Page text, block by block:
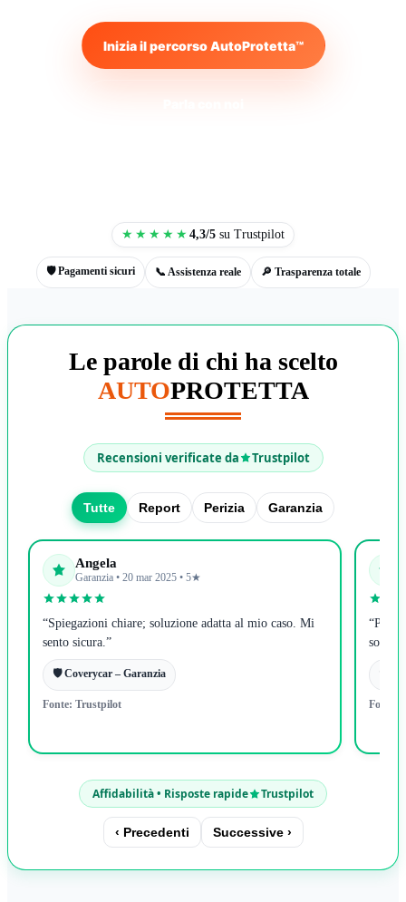
Inizia il percorso AutoProtetta™
“avrei dovuto controllare
meglio.”
Scopri il percorso più adatto
No, continua a leggere
★★★★★ 4,3/5 su Trustpilot
🛡️ Pagamenti sicuri 📞 Assistenza reale 🔎 Trasparenza totale
Le parole di chi ha scelto
AUTOPROTETTA
Recensioni verificate da Trustpilot
Tutte Report Perizia Garanzia
Angela
Garanzia • 20 mar 2025 • 5★
“Spiegazioni chiare; soluzione adatta al mio caso. Mi
sento sicura.”
🛡️ Coverycar – Garanzia
Fonte: Trustpilot
solo
Fonte:
Affidabilità • Risposte rapide Trustpilot
‹ Precedenti Successive ›